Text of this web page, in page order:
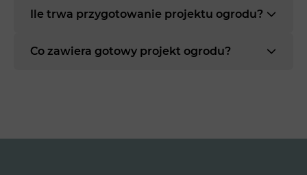
Ile trwa przygotowanie projektu ogrodu?
Co zawiera gotowy projekt ogrodu?